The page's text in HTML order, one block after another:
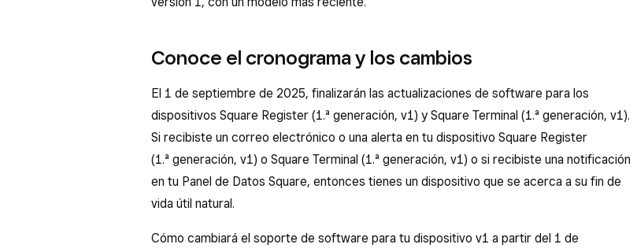
Conoce el cronograma y los cambios
El 1 de septiembre de 2025, finalizarán las actualizaciones de software para los
dispositivos Square Register (1.ª generación, v1) y Square Terminal (1.ª generación, v1).
Si recibiste un correo electrónico o una alerta en tu dispositivo Square Register
(1.ª generación, v1) o Square Terminal (1.ª generación, v1) o si recibiste una notificación
en tu Panel de Datos Square, entonces tienes un dispositivo que se acerca a su fin de
vida útil natural.
Cómo cambiará el soporte de software para tu dispositivo v1 a partir del 1 de